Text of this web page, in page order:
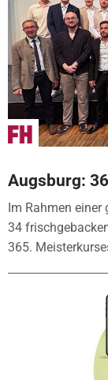
Augsburg:
Im Rahmen
34
365.